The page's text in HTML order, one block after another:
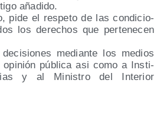
añadido.
pide el res­pe­to de las con­di­cio­
los dere­chos que per­te­ne­cen
median­te los medios
opi­nión públi­ca asi como a Ins­ti­
y al Minis­tro del Inte­rior